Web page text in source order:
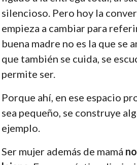
silencioso. Pero hoy la
empieza a cambiar para
buena madre no es la que se
que también se cuida, se
permite ser.
Porque ahí, en ese espacio
sea pequeño, se construye
ejemplo.
Ser mujer además de mamá